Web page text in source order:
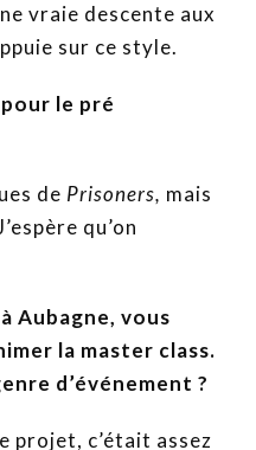
vraie descente aux
sur ce style.
le pré
de Prisoners, mais
qu’on
Aubagne, vous
la master class.
d’événement ?
projet, c’était assez